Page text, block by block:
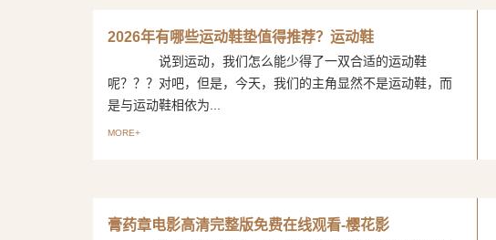
2026年有哪些运动鞋垫值得推荐？运动鞋
说到运动，我们怎么能少得了一双合适的运动鞋
呢？？？对吧，但是，今天，我们的主角显然不是运动鞋，而
是与运动鞋相依为...
MORE+
膏药章电影高清完整版免费在线观看-樱花影